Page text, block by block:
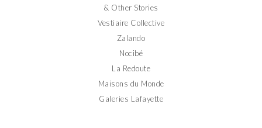
& Other Stories
Vestiaire Collective
Zalando
Nocibé
La Redoute
Maisons du Monde
Galeries Lafayette